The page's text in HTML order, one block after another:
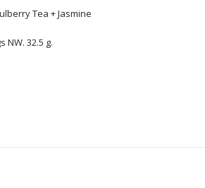
Tea + Jasmine
NW. 32.5 g.